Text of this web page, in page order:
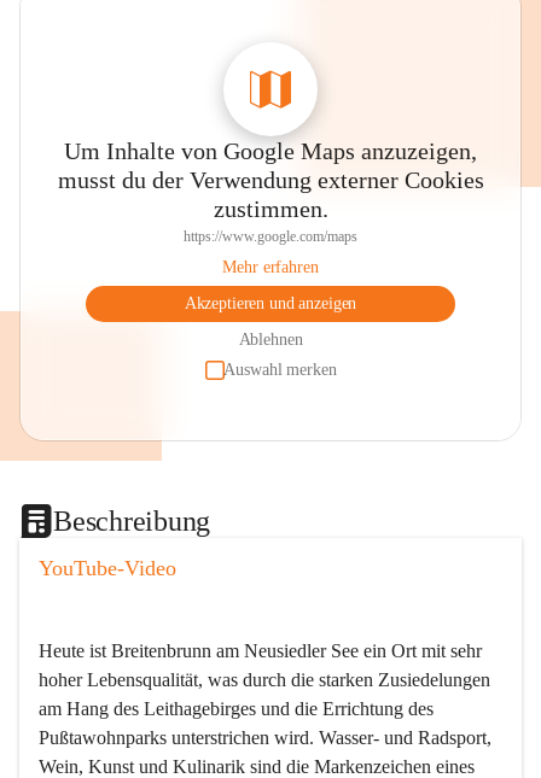
Um Inhalte von Google Maps anzuzeigen,
musst du der Verwendung externer Cookies
zustimmen.
https://www.google.com/maps
Mehr erfahren
Akzeptieren und anzeigen
Ablehnen
Auswahl merken
Beschreibung
YouTube-Video
Heute ist Breitenbrunn am Neusiedler See ein Ort mit sehr
hoher Lebensqualität, was durch die starken Zusiedelungen
am Hang des Leithagebirges und die Errichtung des
Pußtawohnparks unterstrichen wird. Wasser- und Radsport,
Wein, Kunst und Kulinarik sind die Markenzeichen eines